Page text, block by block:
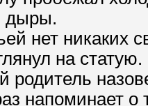
дыры.
нет никаких
на статую.
родитель
напоминает